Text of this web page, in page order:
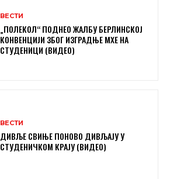
ВЕСТИ
„ПОЛЕКОЛ“ ПОДНЕО ЖАЛБУ БЕРЛИНСКОЈ
КОНВЕНЦИЈИ ЗБОГ ИЗГРАДЊЕ МХЕ НА
СТУДЕНИЦИ (ВИДЕО)
ВЕСТИ
ДИВЉЕ СВИЊЕ ПОНОВО ДИВЉАЈУ У
СТУДЕНИЧКОМ КРАЈУ (ВИДЕО)